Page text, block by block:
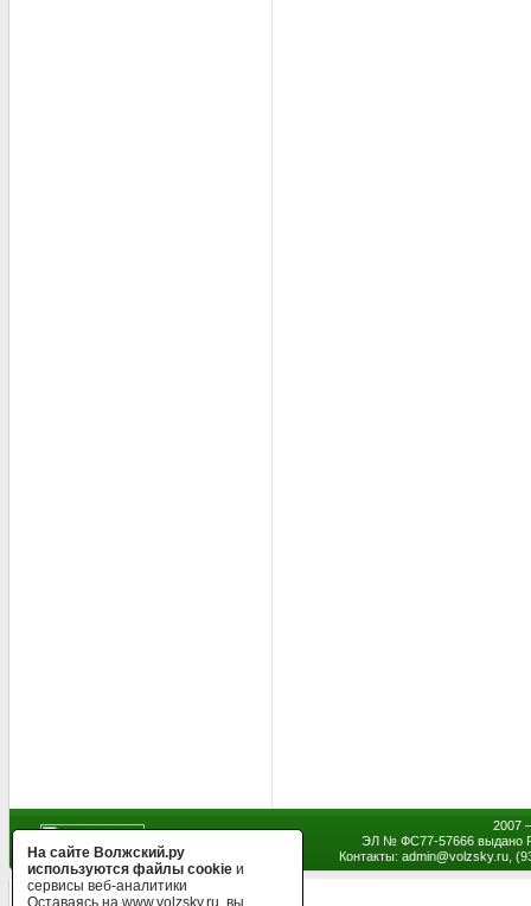
2007
ЭЛ № ФС77-57666 выдано
Контакты: admin@volzsky.ru,
На сайте Волжский.ру
используются файлы cookie и
сервисы веб-аналитики
Оставаясь на www.volzsky.ru, вы